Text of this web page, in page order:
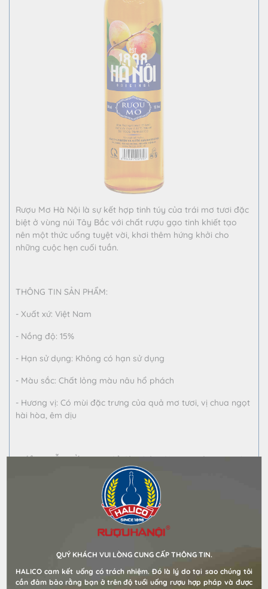
Rượu Mơ Hà Nội là sự kết hợp tinh túy của trái mơ tươi đặc
biệt ở vùng núi Tây Bắc với chất rượu gạo tinh khiết tạo
nên một thức uống tuyệt vời, khơi thêm hứng khởi cho
những cuộc hẹn cuối tuần.
THÔNG TIN SẢN PHẨM:
- Xuất xứ: Việt Nam
- Nồng độ: 15%
- Hạn sử dụng: Không có hạn sử dụng
- Màu sắc: Chất lỏng màu nâu hổ phách
- Hương vị: Có mùi đặc trưng của quả mơ tươi, vị chua ngọt
hài hòa, êm dịu
HƯỚNG DẪN SỬ DỤNG: để đảm bảo độ ngon của rượu tới
mức ngon nhất nên ướp rượu vào trong ngăn mát ( 14-18
độ C) trước khi sử dụng
- Nhiệt độ phòng,
- Nơi khô ráo thoáng mát,
QUÝ KHÁCH VUI LÒNG CUNG CẤP THÔNG TIN.
HALICO cam kết uống có trách nhiệm. Đó là lý do tại sao chúng tôi
cần đảm bảo rằng bạn ở trên độ tuổi uống rượu hợp pháp và được